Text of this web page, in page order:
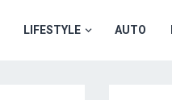
LIFESTYLE AUTO